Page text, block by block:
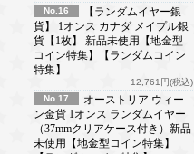
No.16
【ランダムイヤー銀
貨】 1オンス カナダ メイプル銀
貨【1枚】 新品未使用【地金型
コイン特集】【ランダムコイン
特集】
12,761円(税込)
No.17
オーストリア ウィー
ン金貨 1オンス ランダムイヤー
（37mmクリアケース付き）新品
未使用【地金型コイン特集】